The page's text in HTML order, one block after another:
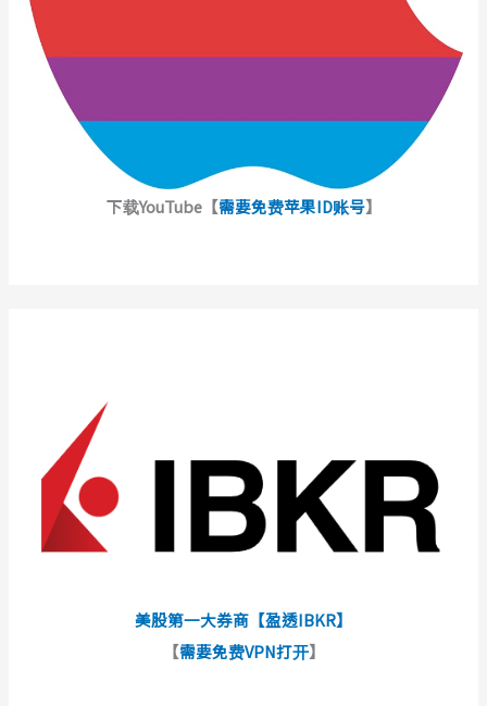
下载YouTube【需要免费苹果ID账号】
美股第一大券商【盈透IBKR】
【需要免费VPN打开】